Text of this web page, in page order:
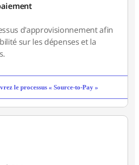
d'approvisionnement afin
sur les dépenses et la
le processus « Source-to-Pay »